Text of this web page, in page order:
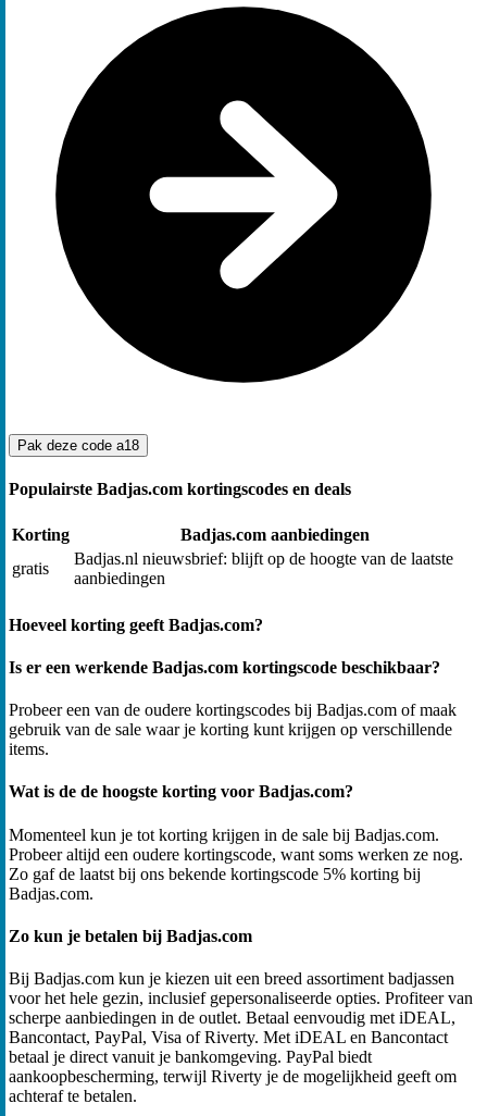
Pak deze code a18
Populairste Badjas.com kortingscodes en deals
Korting
Badjas.com aanbiedingen
gratis
Badjas.nl nieuwsbrief: blijft op de hoogte van de laatste
aanbiedingen
Hoeveel korting geeft Badjas.com?
Is er een werkende Badjas.com kortingscode beschikbaar?
Probeer een van de oudere kortingscodes bij Badjas.com of maak
gebruik van de sale waar je korting kunt krijgen op verschillende
items.
Wat is de de hoogste korting voor Badjas.com?
Momenteel kun je tot korting krijgen in de sale bij Badjas.com.
Probeer altijd een oudere kortingscode, want soms werken ze nog.
Zo gaf de laatst bij ons bekende kortingscode 5% korting bij
Badjas.com.
Zo kun je betalen bij Badjas.com
Bij Badjas.com kun je kiezen uit een breed assortiment badjassen
voor het hele gezin, inclusief gepersonaliseerde opties. Profiteer van
scherpe aanbiedingen in de outlet. Betaal eenvoudig met iDEAL,
Bancontact, PayPal, Visa of Riverty. Met iDEAL en Bancontact
betaal je direct vanuit je bankomgeving. PayPal biedt
aankoopbescherming, terwijl Riverty je de mogelijkheid geeft om
achteraf te betalen.